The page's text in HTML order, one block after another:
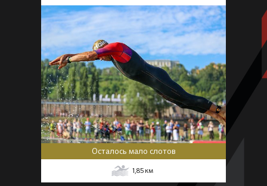
Осталось мало слотов
1,85 км